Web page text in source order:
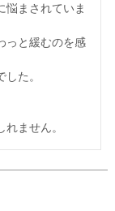
悩まされていま
っと緩むのを感
た。
ません。